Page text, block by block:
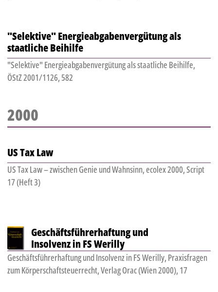
"Selektive" Energieabgabenvergütung als
staatliche Beihilfe
"Selektive" Energieabgabenvergütung als staatliche Beihilfe,
ÖStZ 2001/1126, 582
2000
US Tax Law
US Tax Law – zwischen Genie und Wahnsinn, ecolex 2000, Script
17 (Heft 3)
Geschäftsführerhaftung und
Insolvenz in FS Werilly
Geschäftsführerhaftung und Insolvenz in FS Werilly, Praxisfragen
zum Körperschaftsteuerrecht, Verlag Orac (Wien 2000), 17